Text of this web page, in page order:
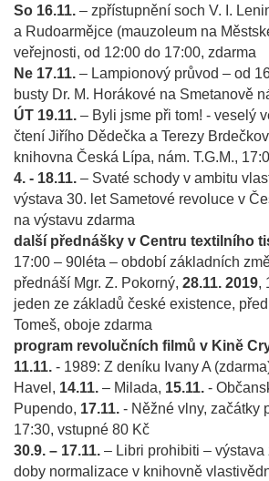
So 16.11. – zpřístupnění soch V. I.
a Rudoarmějce (mauzoleum na
veřejnosti, od 12:00 do 17:00, zdarma
Ne 17.11. – Lampionový průvod – od
busty Dr. M. Horákové na Smetanově
ÚT 19.11. – Byli jsme při tom! - veselý
čtení Jiřího Dědečka a Terezy
knihovna Česká Lípa, nám. T.G.M.,
4. - 18.11. – Svaté schody v ambitu
výstava 30. let Sametové revoluce v
na výstavu zdarma
další přednášky v Centru textilního
17:00 – 90léta – období základních
přednáší Mgr. Z. Pokorný, 28.11. 2019,
jeden ze základů české existence,
Tomeš, oboje zdarma
program revolučních filmů v Kině
11.11. - 1989: Z deníku Ivany A
Havel, 14.11. – Milada, 15.11. -
Pupendo, 17.11. - Něžné vlny, začátky
17:30, vstupné 80 Kč
30.9. – 17.11. – Libri prohibiti –
doby normalizace v knihovně